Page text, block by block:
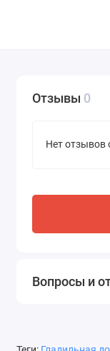
Отзывы 0
Нет отзывов
Вопросы и